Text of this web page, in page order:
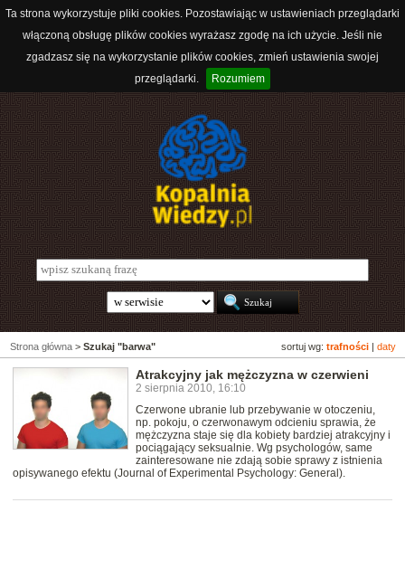
Ta strona wykorzystuje pliki cookies. Pozostawiając w ustawieniach przeglądarki
włączoną obsługę plików cookies wyrażasz zgodę na ich użycie. Jeśli nie
zgadzasz się na wykorzystanie plików cookies, zmień ustawienia swojej
przeglądarki.
Rozumiem
sortuj wg: trafności daty
Strona główna > Szukaj "barwa"
Atrakcyjny jak mężczyzna w czerwieni
2 sierpnia 2010, 16:10
Czerwone ubranie lub przebywanie w otoczeniu,
np. pokoju, o czerwonawym odcieniu sprawia, że
mężczyzna staje się dla kobiety bardziej atrakcyjny i
pociągający seksualnie. Wg psychologów, same
zainteresowane nie zdają sobie sprawy z istnienia
opisywanego efektu (Journal of Experimental Psychology: General).